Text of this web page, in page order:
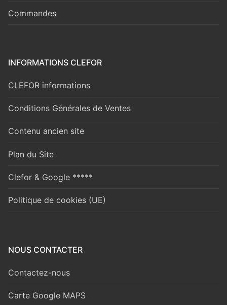
Commandes
INFORMATIONS CLEFOR
CLEFOR informations
Conditions Générales de Ventes
Contenu ancien site
Plan du Site
Clefor & Google *****
Politique de cookies (UE)
NOUS CONTACTER
Contactez-nous
Carte Google MAPS